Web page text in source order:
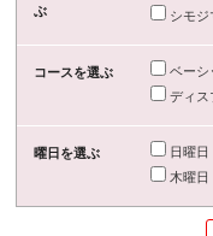
ぶ
シモジ
コースを選ぶ ベーシ
ディス
曜日を選ぶ 日曜日
木曜日